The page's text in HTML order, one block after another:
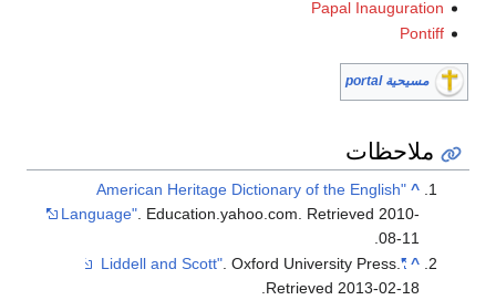
Papal Inauguration
Pontiff
مسيحية portal
ملاحظات
^
"American Heritage Dictionary of the English
Language" . Education.yahoo.com . Retrieved 2010-
08-11
.
^
"Liddell and Scott"
. Oxford University Press .
Retrieved 2013-02-18